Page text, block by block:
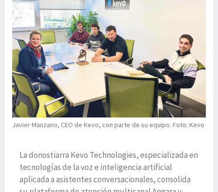
Javier Manzano, CEO de Kevo, con parte de su equipo. Foto: Kevo
La donostiarra Kevo Technologies, especializada en
tecnologías de la voz e inteligencia artificial
aplicada a asistentes conversacionales, consolida